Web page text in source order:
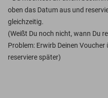
oben das Datum aus und
gleichzeitig.
(Weißt Du noch nicht, wann Du
Problem: Erwirb Deinen Voucher
reserviere später)